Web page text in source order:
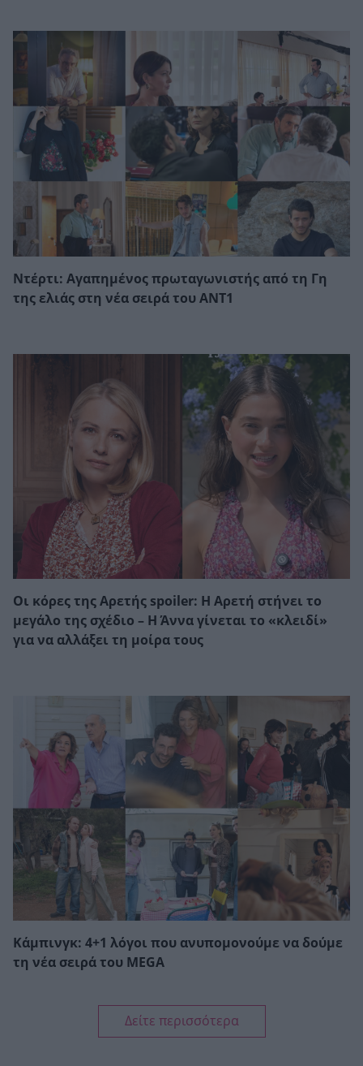
Ντέρτι: Αγαπημένος πρωταγωνιστής από τη Γη
της ελιάς στη νέα σειρά του ΑΝΤ1
Οι κόρες της Αρετής spoiler: Η Αρετή στήνει το
μεγάλο της σχέδιο – Η Άννα γίνεται το «κλειδί»
για να αλλάξει τη μοίρα τους
Κάμπινγκ: 4+1 λόγοι που ανυπομονούμε να δούμε
τη νέα σειρά του MEGA
Δείτε περισσότερα